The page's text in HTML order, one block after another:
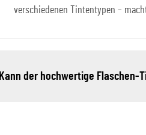
verschiedenen Tintentypen –
Kann der hochwertige Flaschen-